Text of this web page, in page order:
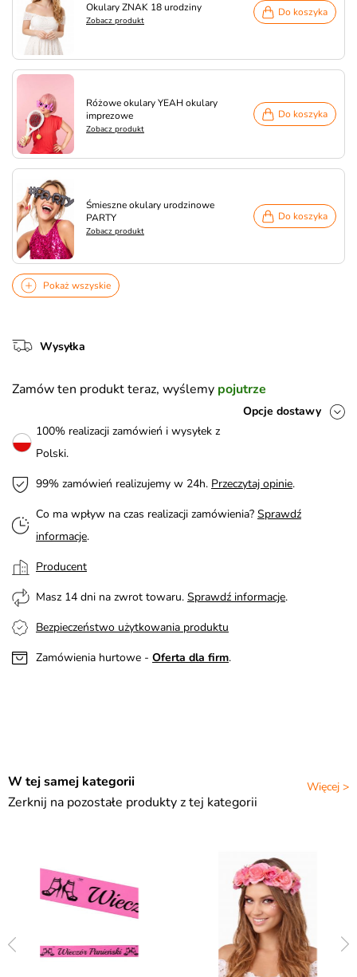
Okulary ZNAK 18 urodziny
Zobacz produkt
Do koszyka
Różowe okulary YEAH okulary
imprezowe
Zobacz produkt
Do koszyka
Śmieszne okulary urodzinowe
PARTY
Zobacz produkt
Do koszyka
Pokaż wszyskie
Wysyłka
Zamów ten produkt teraz, wyślemy pojutrze
Opcje dostawy
100% realizacji zamówień i wysyłek z
Polski.
99% zamówień realizujemy w 24h. Przeczytaj opinie.
Co ma wpływ na czas realizacji zamówienia? Sprawdź
informacje.
Producent
Masz 14 dni na zwrot towaru. Sprawdź informacje.
Bezpieczeństwo użytkowania produktu
Zamówienia hurtowe - Oferta dla firm.
Więcej >
W tej samej kategorii
Zerknij na pozostałe produkty z tej kategorii